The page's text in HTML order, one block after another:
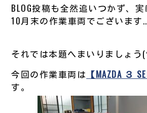
BLOG投稿も全然追いつかず、実
10月末の作業車両でございます
それでは本題へまいりましょう
今回の作業車両は 【MAZDA ３
す。